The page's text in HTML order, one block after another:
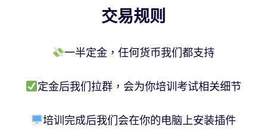
交易规则
一半定金，任何货币我们都支持
定金后我们拉群，会为你培训考试相关细节
培训完成后我们会在你的电脑上安装插件